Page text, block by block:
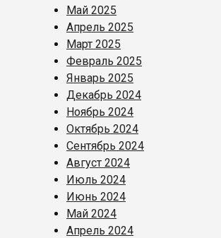
Май 2025
Апрель 2025
Март 2025
Февраль 2025
Январь 2025
Декабрь 2024
Ноябрь 2024
Октябрь 2024
Сентябрь 2024
Август 2024
Июль 2024
Июнь 2024
Май 2024
Апрель 2024